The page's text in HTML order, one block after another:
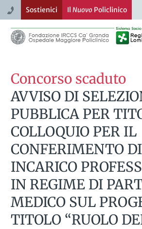
Sostienici Il NuovoPoliclinico
Concorso scaduto
AVVISO DI
PUBBLICA PER
COLLOQUIO PER IL
CONFERIMENTO
INCARICO
IN REGIME DI
MEDICO SUL
TITOLO “RUOLO